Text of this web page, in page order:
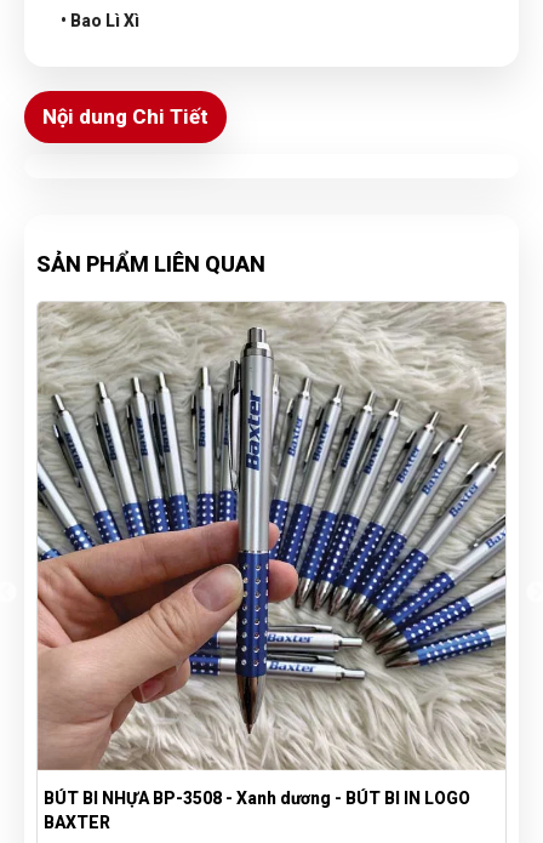
• Bao Lì Xì
Nội dung Chi Tiết
SẢN PHẨM LIÊN QUAN
BÚT BI NHỰA BP-3508 - Xanh dương - BÚT BI IN LOGO
BAXTER